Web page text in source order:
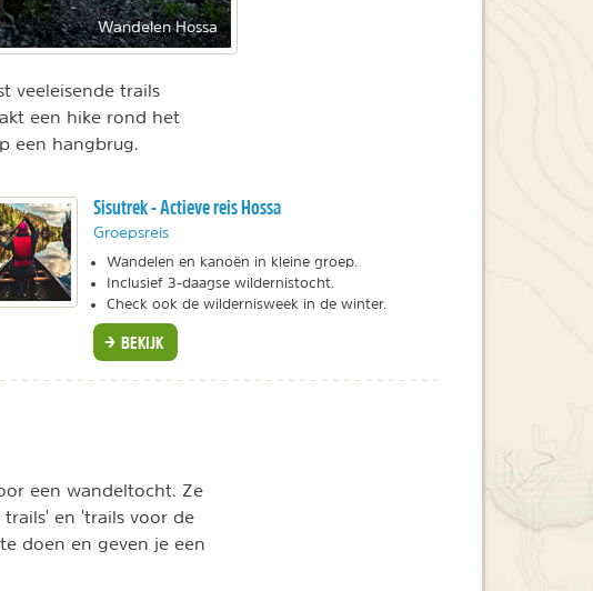
Wandelen Hossa
veeleisende trails
een hike rond het
een hangbrug.
Sisutrek - Actieve reis Hossa
Groepsreis
Wandelen en kanoën in kleine groep.
Inclusief 3-daagse wildernistocht.
Check ook de wildernisweek in de winter.
BEKIJK
een wandeltocht. Ze
en 'trails voor de
doen en geven je een